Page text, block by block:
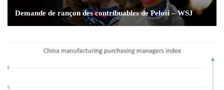
Demande de rançon des contribuables de Pelosi – WSJ